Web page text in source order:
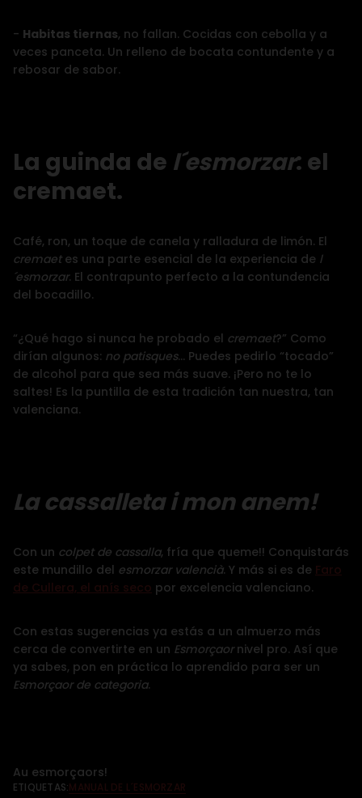
- Habitas tiernas, no fallan. Cocidas con cebolla y a
veces panceta. Un relleno de bocata contundente y a
rebosar de sabor.
La guinda de l´esmorzar: el
cremaet.
Café, ron, un toque de canela y ralladura de limón. El
cremaet es una parte esencial de la experiencia de l
´esmorzar. El contrapunto perfecto a la contundencia
del bocadillo.
“¿Qué hago si nunca he probado el cremaet?” Como
dirían algunos: no patisques… Puedes pedirlo “tocado”
de alcohol para que sea más suave. ¡Pero no te lo
saltes! Es la puntilla de esta tradición tan nuestra, tan
valenciana.
La cassalleta i mon anem!
Con un colpet de cassalla, fría que queme!! Conquistarás
este mundillo del esmorzar valencià. Y más si es de Faro
de Cullera, el anís seco por excelencia valenciano.
Con estas sugerencias ya estás a un almuerzo más
cerca de convertirte en un Esmorçaornivel pro. Así que
ya sabes, pon en práctica lo aprendido para ser un
Esmorçaor de categoria.
Au esmorçaors!
ETIQUETAS:MANUAL DE L´ESMORZAR